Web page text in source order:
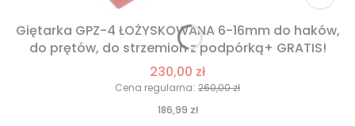
Giętarka GPZ-4 ŁOŻYSKOWANA 6-16mm do haków,
do prętów, do strzemion z podpórką+ GRATIS!
230,00 zł
Cena regularna: 260,00 zł
186,99 zł